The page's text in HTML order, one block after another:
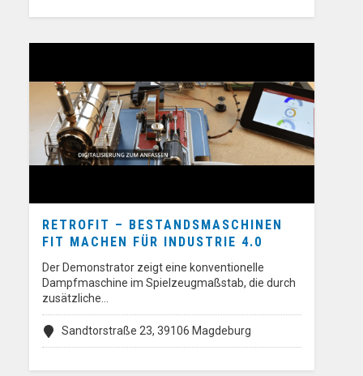
RETROFIT – BESTANDSMASCHINEN
FIT MACHEN FÜR INDUSTRIE 4.0
Der Demonstrator zeigt eine konventionelle
Dampfmaschine im Spielzeugmaßstab, die durch
zusätzliche…
Sandtorstraße 23, 39106 Magdeburg